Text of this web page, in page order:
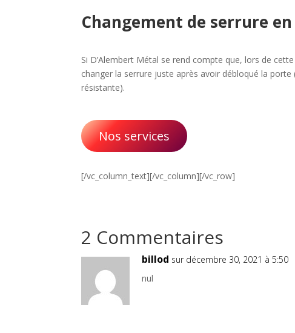
Changement de serrure
Si D’Alembert Métal se rend compte que, lors de
changer la serrure juste après avoir débloqué la
résistante).
Nos services
[/vc_column_text][/vc_column][/vc_row]
2 Commentaires
billod sur décembre 30, 2021 à 5:50
nul